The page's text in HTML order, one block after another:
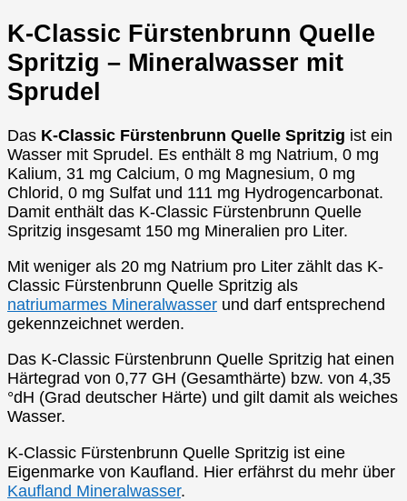
K-Classic Fürstenbrunn Quelle
Spritzig – Mineralwasser mit
Sprudel
Das K-Classic Fürstenbrunn Quelle Spritzig ist ein
Wasser mit Sprudel. Es enthält 8 mg Natrium, 0 mg
Kalium, 31 mg Calcium, 0 mg Magnesium, 0 mg
Chlorid, 0 mg Sulfat und 111 mg Hydrogencarbonat.
Damit enthält das K-Classic Fürstenbrunn Quelle
Spritzig insgesamt 150 mg Mineralien pro Liter.
Mit weniger als 20 mg Natrium pro Liter zählt das K-
Classic Fürstenbrunn Quelle Spritzig als
natriumarmes Mineralwasser und darf entsprechend
gekennzeichnet werden.
Das K-Classic Fürstenbrunn Quelle Spritzig hat einen
Härtegrad von 0,77 GH (Gesamthärte) bzw. von 4,35
°dH (Grad deutscher Härte) und gilt damit als weiches
Wasser.
K-Classic Fürstenbrunn Quelle Spritzig ist eine
Eigenmarke von Kaufland. Hier erfährst du mehr über
Kaufland Mineralwasser.